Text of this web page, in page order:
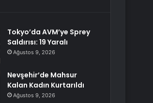
Tokyo’da AVM’ye Sprey
Saldırısı: 19 Yaralı
Ağustos 9, 2026
Nevşehir’de Mahsur
Kalan Kadın Kurtarıldı
Ağustos 9, 2026